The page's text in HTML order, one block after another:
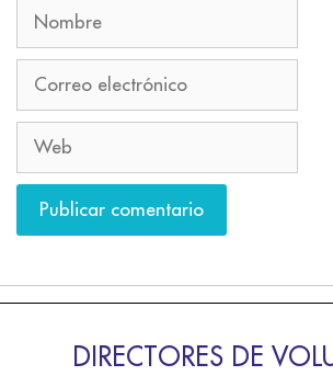
DIRECTORES DE